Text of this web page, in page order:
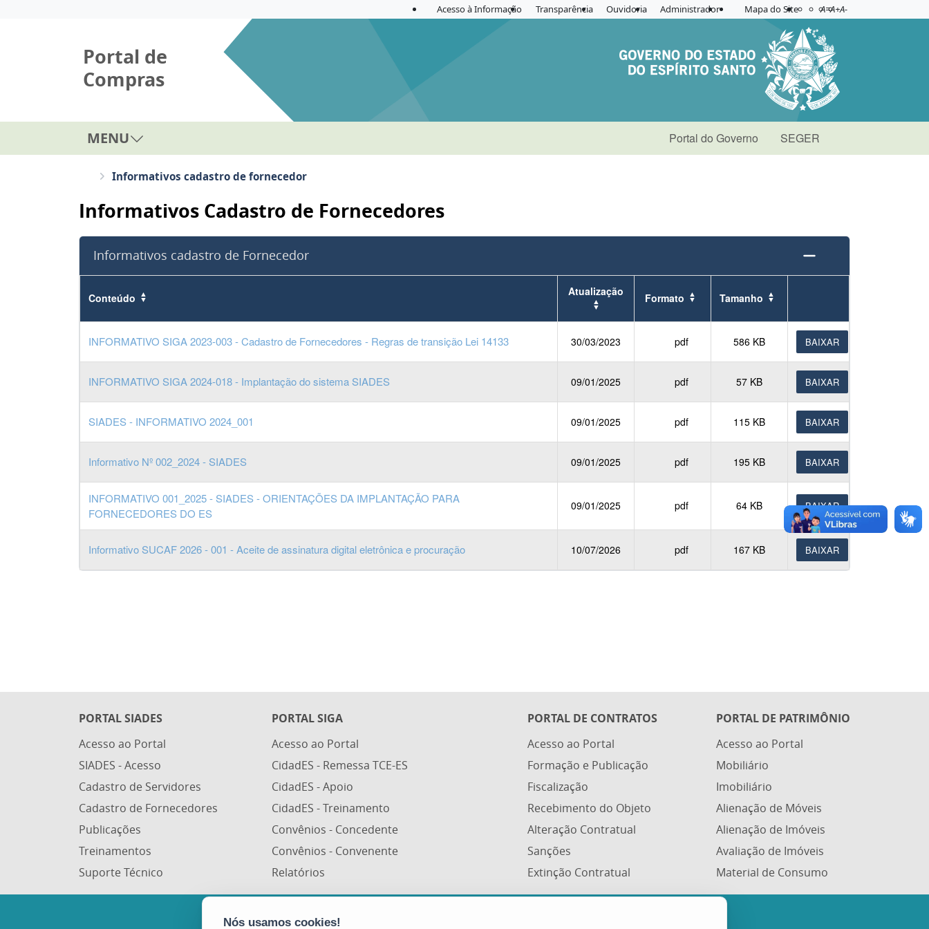
Acesso à Informação Transparência Ouvidoria Administrador Mapa do Site Acessibilidade
Aplicar contraste
A=A+A-
Portal de
Compras
MENU Portal do Governo SEGER
Informativos cadastro de fornecedor
Informativos Cadastro de Fornecedores
Informativos cadastro de Fornecedor
Conteúdo Atualização Formato Tamanho
INFORMATIVO SIGA 2023-003 - Cadastro de Fornecedores - Regras de transição Lei 14133 30/03/2023 pdf 586 KB BAIXAR
INFORMATIVO SIGA 2024-018 - Implantação do sistema SIADES 09/01/2025 pdf 57 KB BAIXAR
SIADES - INFORMATIVO 2024_001 09/01/2025 pdf 115 KB BAIXAR
Informativo Nº 002_2024 - SIADES 09/01/2025 pdf 195 KB BAIXAR
INFORMATIVO 001_2025 - SIADES - ORIENTAÇÕES DA IMPLANTAÇÃO PARA
FORNECEDORES DO ES
09/01/2025 pdf 64 KB BAIXAR
Informativo SUCAF 2026 - 001 - Aceite de assinatura digital eletrônica e procuração 10/07/2026 pdf 167 KB BAIXAR
PORTAL SIADES
Acesso ao Portal
SIADES - Acesso
Cadastro de Servidores
Cadastro de Fornecedores
Publicações
Treinamentos
Suporte Técnico
PORTAL SIGA
Acesso ao Portal
CidadES - Remessa TCE-ES
CidadES - Apoio
CidadES - Treinamento
Convênios - Concedente
Convênios - Convenente
Relatórios
PORTAL DE CONTRATOS
Acesso ao Portal
Formação e Publicação
Fiscalização
Recebimento do Objeto
Alteração Contratual
Sanções
Extinção Contratual
PORTAL DE PATRIMÔNIO
Acesso ao Portal
Mobiliário
Imobiliário
Alienação de Móveis
Alienação de Imóveis
Avaliação de Imóveis
Material de Consumo